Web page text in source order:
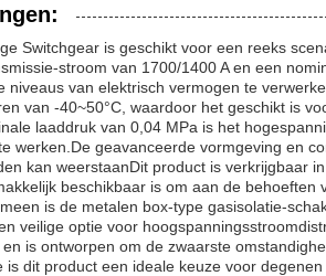
Switchgear is geschikt voor een reeks
stroom van 1700/1400 A en een
niveaus van elektrisch vermogen te
van -40~50°C, waardoor het geschikt is
laaddruk van 0,04 MPa is het
werken.De geavanceerde vormgeving en
kan weerstaanDit product is verkrijgbaar
beschikbaar is om aan de behoeften
is de metalen box-type gasisolatie-
veilige optie voor
is ontworpen om de zwaarste
is dit product een ideale keuze voor